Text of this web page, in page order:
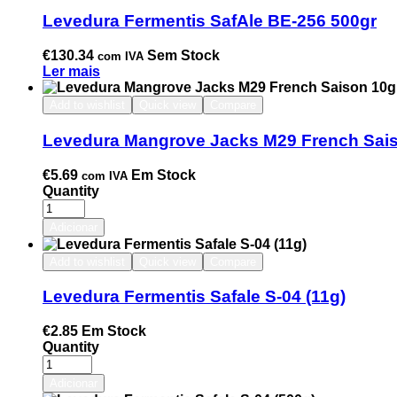
Levedura Fermentis SafAle BE-256 500gr
€130.34 com IVA Sem Stock
Ler mais
Levedura Mangrove Jacks M29 French
€5.69 com IVA Em Stock
Quantity
Levedura Fermentis Safale S-04 (11g)
€2.85 Em Stock
Quantity